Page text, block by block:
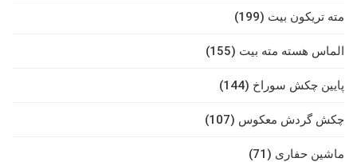
مته تریکون بیت (199)
الماس هسته مته بیت (155)
پایین چکش سوراخ (144)
چکش گردش معکوس (107)
ماشین حفاری (71)